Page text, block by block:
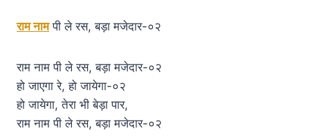
राम नामपी ले रस, बड़ा मजेदार-०२
राम नाम पी ले रस, बड़ा मजेदार-०२
हो जाएगा रे, हो जायेगा-०२
हो जायेगा, तेरा भी बेड़ा पार,
राम नाम पी ले रस, बड़ा मजेदार-०२